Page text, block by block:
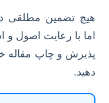
هیچ تضمین مطلقی
اما با رعایت اصول و
پذیرش و چاپ مقاله
دهید.